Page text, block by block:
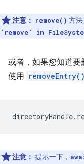
注意： remove() 方
'remove' in
或者，如果您知道
使用 removeEntry()
directoryHandle.
注意： 提示一下，